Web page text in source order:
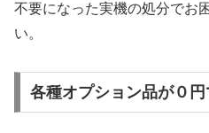
不要になった実機の処分でお
い。
各種オプション品が０円